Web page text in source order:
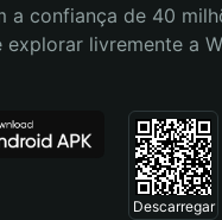
a confiança de 40
livremente a
Descarregar